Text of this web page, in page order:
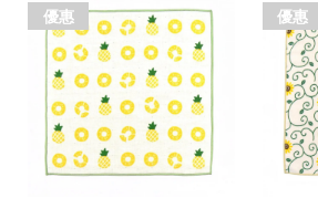
優惠 優惠